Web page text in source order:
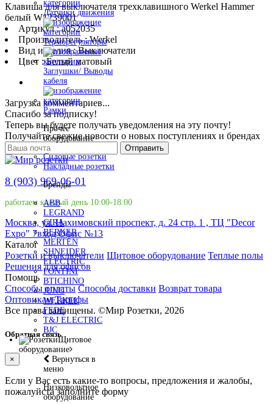
Датчики движения
Терморегуляторы
Заглушки/ Выводы
кабеля
Рамки
Прочее
оборудование
Силовые розетки
Накладные розетки
Бренды
ABB
LEGRAND
GIRA
BERKER
MERTEN
SHNEIDER
ELECTRIC
FONTINI
BTICHINO
JUNG
WERKEL
FEDE
T&J ELECTRIC
BJC
Щитовое
оборудование
Вернуться в
меню
Низковольтное
оборудование
Клавиша для выключателя трехклавишного Werkel Hammer
белый W1239001
Артикул : a052035
Производитель : Werkel
Вид изделия : Выключатели
Цвет : Белый матовый
Загрузка комментариев...
Спасибо за подписку!
Теперь вы будете получать уведомления на эту почту!
Получайте свежие новости о новых поступлениях и брендах
Отправить
8 (903) 969-06-01
работаем каждый день 10:00-18:00
Москва, ул. Нахимовский проспект, д. 24 стр. 1 , ТЦ "Decor
Expo" 7вход Офис №13
Каталог
Розетки и выключатели Щитовое оборудование Теплые полы
Решения для офисов
Помощь
Способы оплаты Способы доставки Возврат товара
Оптовикам Тарифы
Все права защищены. ©Мир Розетки, 2026
Обратная связь
×
Если у Вас есть какие-то вопросы, предложения и жалобы,
пожалуйста заполните форму